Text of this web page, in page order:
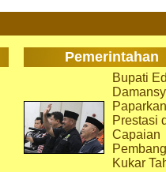
Pemerintahan
Bupati
Paparkan
Prestasi
Capaian
Kukar